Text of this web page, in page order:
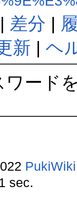
| 差分 |
新 | ヘ
ワード
sec.